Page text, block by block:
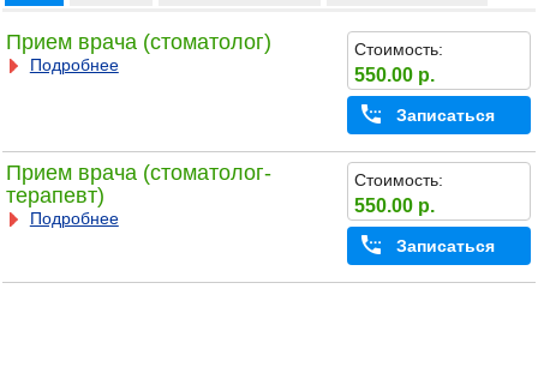
Прием врача (стоматолог)
Подробнее
Стоимость:
550.00 р.
Записаться
Прием врача (стоматолог-
терапевт)
Подробнее
Стоимость:
550.00 р.
Записаться